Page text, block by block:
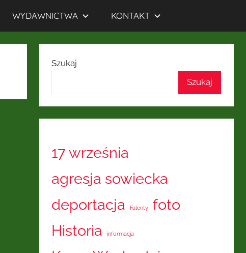
WYDAWNICTWA KONTAKT
Szukaj
Szukaj
17 września
agresja sowiecka
deportacja
Falenty
foto
Historia
informacja